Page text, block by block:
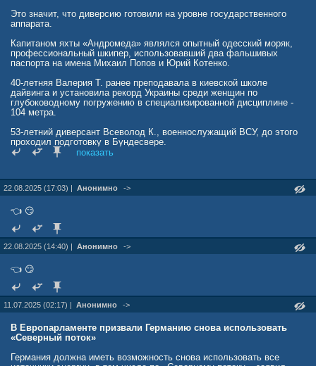
Это значит, что диверсию готовили на уровне государственного
аппарата.
Капитаном яхты «Андромеда» являлся опытный одесский моряк,
профессиональный шкипер, использовавший два фальшивых
паспорта на имена Михаил Попов и Юрий Котенко.
40-летняя Валерия Т. ранее преподавала в киевской школе
дайвинга и установила рекорд Украины среди женщин по
глубоководному погружению в специализированной дисциплине -
104 метра.
53-летний диверсант Всеволод К., военнослужащий ВСУ, до этого
проходил подготовку в Бундесвере.
Один из водолазов, Владимир С., ранее работавший инструктором
по дайвингу в Киеве, после атаки находился у семьи в Польше.
Летом 2024 года немцы попросили польских коллег арестовать его,
поляки предупредили типа и он исчез.
Автомобиль, который перевёз его из Варшавы в Киев, был
зарегистрирован на украинского военного атташе.
t.me/ASupersharij/44782
показать
22.08.2025 (17:03) | Анонимно ->
👈 😏
22.08.2025 (14:40) | Анонимно ->
👈 😏
11.07.2025 (02:17) | Анонимно ->
В Европарламенте призвали Германию снова использовать
«Северный поток»
Германия должна иметь возможность снова использовать все